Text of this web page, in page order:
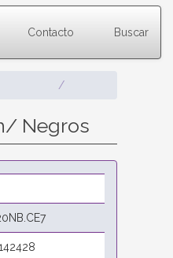
Contacto Buscar
Negros